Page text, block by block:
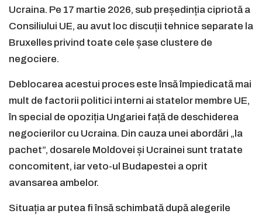
Ucraina. Pe 17 martie 2026, sub președinția cipriotă a
Consiliului UE, au avut loc discuții tehnice separate la
Bruxelles privind toate cele șase clustere de
negociere.
Deblocarea acestui proces este însă împiedicată mai
mult de factorii politici interni ai statelor membre UE,
în special de opoziția Ungariei față de deschiderea
negocierilor cu Ucraina. Din cauza unei abordări „la
pachet”, dosarele Moldovei și Ucrainei sunt tratate
concomitent, iar veto-ul Budapestei a oprit
avansarea ambelor.
Situația ar putea fi însă schimbată după alegerile